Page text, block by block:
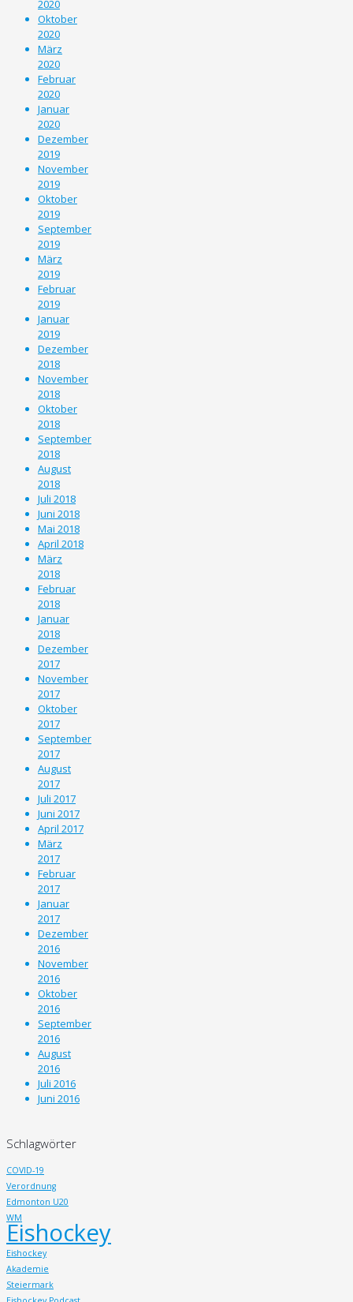
2020
Oktober
2020
März
2020
Februar
2020
Januar
2020
Dezember
2019
November
2019
Oktober
2019
September
2019
März
2019
Februar
2019
Januar
2019
Dezember
2018
November
2018
Oktober
2018
September
2018
August
2018
Juli 2018
Juni 2018
Mai 2018
April 2018
März
2018
Februar
2018
Januar
2018
Dezember
2017
November
2017
Oktober
2017
September
2017
August
2017
Juli 2017
Juni 2017
April 2017
März
2017
Februar
2017
Januar
2017
Dezember
2016
November
2016
Oktober
2016
September
2016
August
2016
Juli 2016
Juni 2016
Schlagwörter
COVID-19
Verordnung
Edmonton U20
WM
Eishockey
Eishockey
Akademie
Steiermark